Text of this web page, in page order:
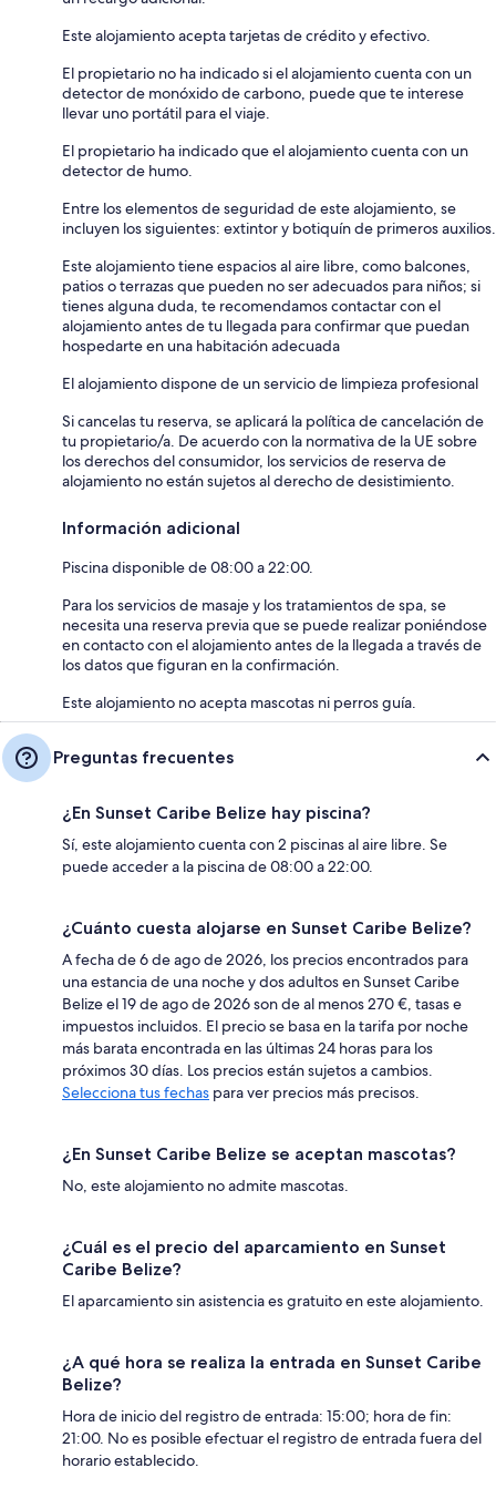
Este alojamiento acepta tarjetas de crédito y efectivo.
El propietario no ha indicado si el alojamiento cuenta con un
detector de monóxido de carbono, puede que te interese
llevar uno portátil para el viaje.
El propietario ha indicado que el alojamiento cuenta con un
detector de humo.
Entre los elementos de seguridad de este alojamiento, se
incluyen los siguientes: extintor y botiquín de primeros auxilios.
Este alojamiento tiene espacios al aire libre, como balcones,
patios o terrazas que pueden no ser adecuados para niños; si
tienes alguna duda, te recomendamos contactar con el
alojamiento antes de tu llegada para confirmar que puedan
hospedarte en una habitación adecuada
El alojamiento dispone de un servicio de limpieza profesional
Si cancelas tu reserva, se aplicará la política de cancelación de
tu propietario/a. De acuerdo con la normativa de la UE sobre
los derechos del consumidor, los servicios de reserva de
alojamiento no están sujetos al derecho de desistimiento.
Información adicional
Piscina disponible de 08:00 a 22:00.
Para los servicios de masaje y los tratamientos de spa, se
necesita una reserva previa que se puede realizar poniéndose
en contacto con el alojamiento antes de la llegada a través de
los datos que figuran en la confirmación.
Este alojamiento no acepta mascotas ni perros guía.
Preguntas frecuentes
¿En Sunset Caribe Belize hay piscina?
Sí, este alojamiento cuenta con 2 piscinas al aire libre. Se
puede acceder a la piscina de 08:00 a 22:00.
¿Cuánto cuesta alojarse en Sunset Caribe Belize?
A fecha de 6 de ago de 2026, los precios encontrados para
una estancia de una noche y dos adultos en Sunset Caribe
Belize el 19 de ago de 2026 son de al menos 270 €, tasas e
impuestos incluidos. El precio se basa en la tarifa por noche
más barata encontrada en las últimas 24 horas para los
próximos 30 días. Los precios están sujetos a cambios.
Selecciona tus fechas para ver precios más precisos.
¿En Sunset Caribe Belize se aceptan mascotas?
No, este alojamiento no admite mascotas.
¿Cuál es el precio del aparcamiento en Sunset
Caribe Belize?
El aparcamiento sin asistencia es gratuito en este alojamiento.
¿A qué hora se realiza la entrada en Sunset Caribe
Belize?
Hora de inicio del registro de entrada: 15:00; hora de fin:
21:00. No es posible efectuar el registro de entrada fuera del
horario establecido.